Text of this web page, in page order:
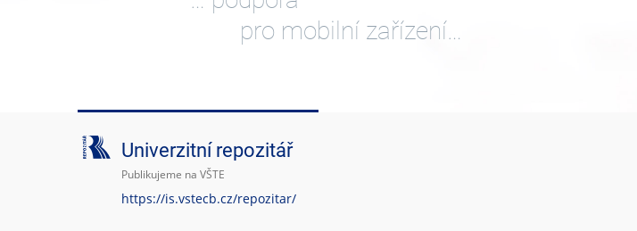
pro mobilní zařízení…
Univerzitní repozitář
Publikujeme na VŠTE
https://is.vstecb.cz/repozitar/